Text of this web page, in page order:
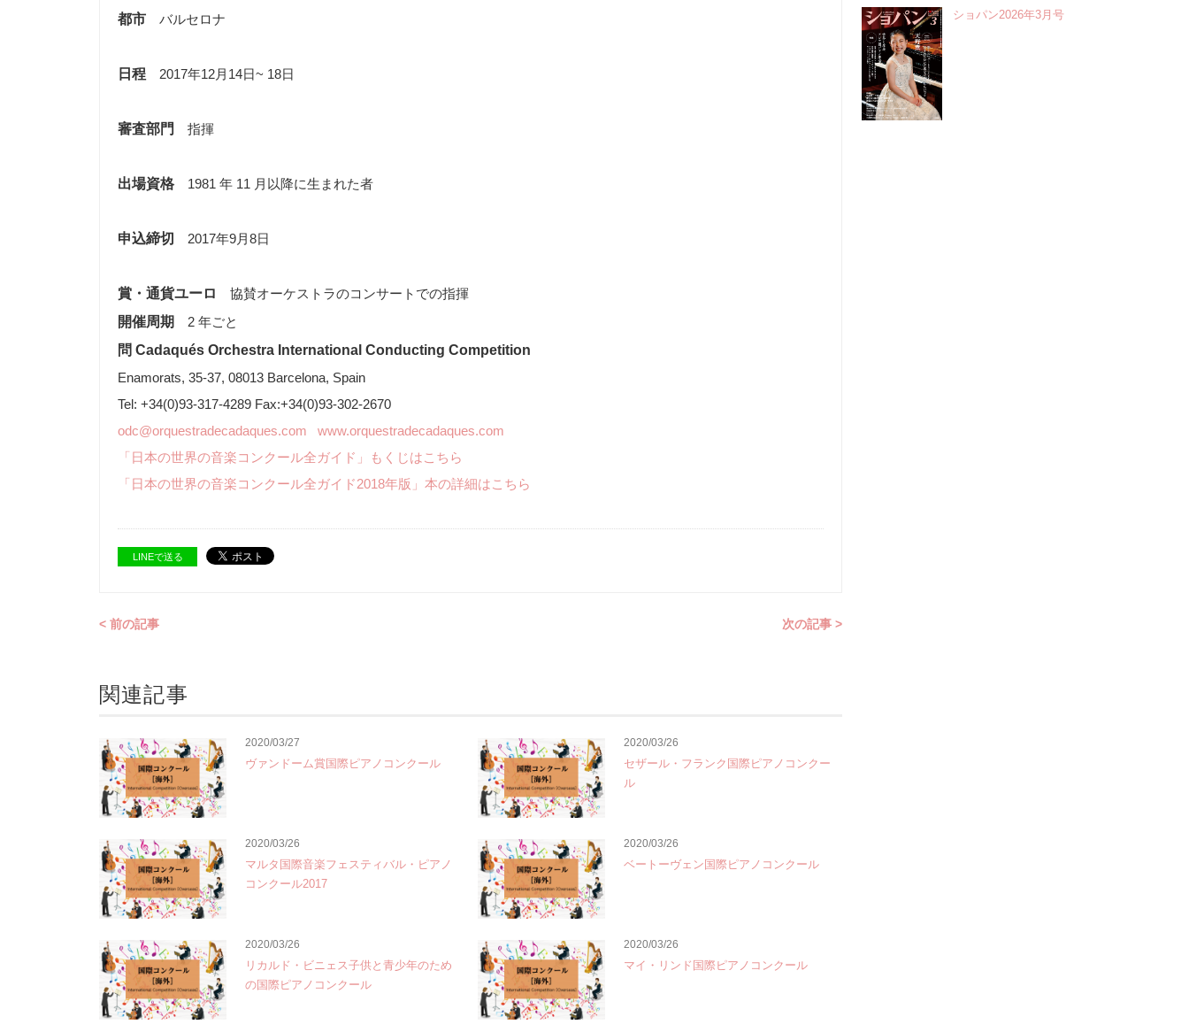
都市 バルセロナ
日程 2017年12月14日~ 18日
審査部門 指揮
出場資格 1981 年 11 月以降に生まれた者
申込締切 2017年9月8日
賞・通貨ユーロ
協賛オーケストラのコンサートでの指揮
開催周期
2 年ごと
問 Cadaqués Orchestra International Conducting Competition
Enamorats, 35-37, 08013 Barcelona, Spain
Tel: +34(0)93-317-4289 Fax:+34(0)93-302-2670
odc@orquestradecadaques.com
www.orquestradecadaques.com
「日本の世界の音楽コンクール全ガイド」もくじはこちら
「日本の世界の音楽コンクール全ガイド2018年版」本の詳細はこちら
LINEで送る
< 前の記事 次の記事 >
関連記事
2020/03/27
ヴァンドーム賞国際ピアノコンクール
2020/03/26
セザール・フランク国際ピアノコンクー
ル
2020/03/26
マルタ国際音楽フェスティバル・ピアノ
コンクール2017
2020/03/26
ベートーヴェン国際ピアノコンクール
2020/03/26
リカルド・ビニェス子供と青少年のため
の国際ピアノコンクール
2020/03/26
マイ・リンド国際ピアノコンクール
ショパン2026年3月号